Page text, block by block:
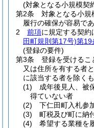
(対象となる小規模契
第2条
対象となる小規
履行の確保が容易で
2
前項に規定する契約
田町規則第17号)第19
(登録の要件)
第3条
登録を受けるこ
又は住所を有する者と
に該当する者を除くも
(1)
成年後見人、被
得ていない者
(2)
下仁田町入札参
(3)
町税及び町に納
(4)
希望する業種を